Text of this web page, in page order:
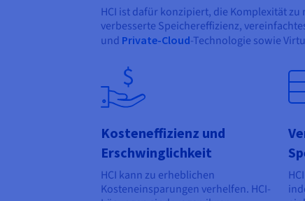
HCI ist dafür konzipiert, die Komplexität
verbesserte Speichereffizienz,
und Private-Cloud-Technologie sowie
Kosteneffizienz und
Erschwinglichkeit
HCI kann zu erheblichen
Kosteneinsparungen verhelfen. HCI-